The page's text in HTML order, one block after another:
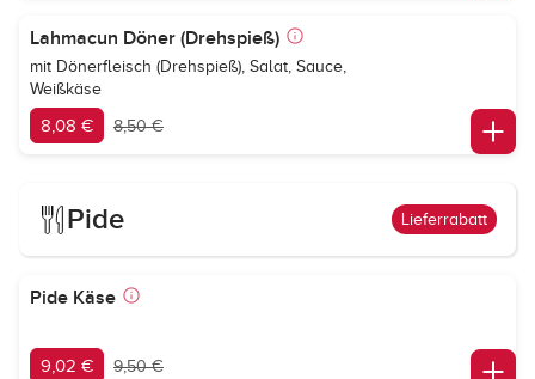
Lahmacun Döner (Drehspieß)
mit Dönerfleisch (Drehspieß), Salat, Sauce,
Weißkäse
8,08 € 8,50 €
Pide Lieferrabatt
Pide Käse
9,02 € 9,50 €